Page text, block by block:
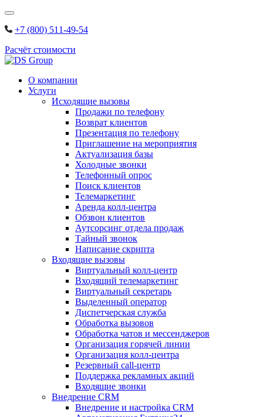
Skip
content
+7 (800) 511-49-54
Расчёт стоимости
О компании
Услуги
Исходящие вызовы
Продажи по телефону
Возврат клиентов
Презентация по телефону
Приглашение на мероприятия
Актуализация базы
Холодные звонки
Телефонный опрос
Поиск клиентов
Телемаркетинг
Аренда колл-центра
Обзвон клиентов
Аутсорсинг отдела продаж
Тайный звонок
Написание скрипта
Входящие вызовы
Виртуальный колл‑центр
Входящий телемаркетинг
Виртуальный секретарь
Выделенный оператор
Диспетчерская служба
Обработка вызовов
Обработка чатов и мессенджеров
Организация горячей линии
Организация колл‑центра
Резервный call‑центр
Поддержка рекламных акций
Входящие звонки
Внедрение CRM
Внедрение и настройка CRM